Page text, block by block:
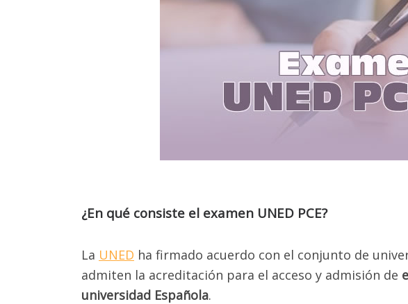
¿En qué consiste el examen UNED PCE?
La UNED ha firmado acuerdo con el conjunto de
admiten la acreditación para el acceso y admisión de
universidad Española.